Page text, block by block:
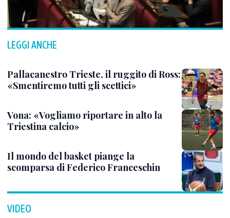
LEGGI ANCHE
Pallacanestro Trieste, il ruggito di Ross:
«Smentiremo tutti gli scettici»
Vona: «Vogliamo riportare in alto la
Triestina calcio»
Il mondo del basket piange la
scomparsa di Federico Franceschin
VIDEO